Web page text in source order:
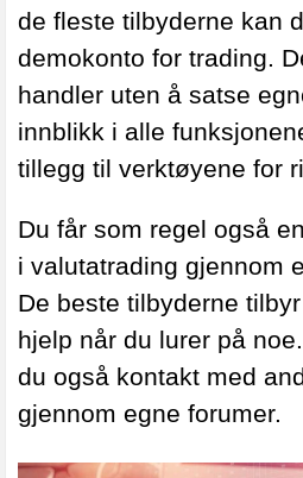
de fleste tilbyderne kan
demokonto for trading.
handler uten å satse
innblikk i alle
tillegg til verktøyene for
Du får som regel også
i valutatrading gjennom
De beste tilbyderne
hjelp når du lurer på
du også kontakt med
gjennom egne forumer.